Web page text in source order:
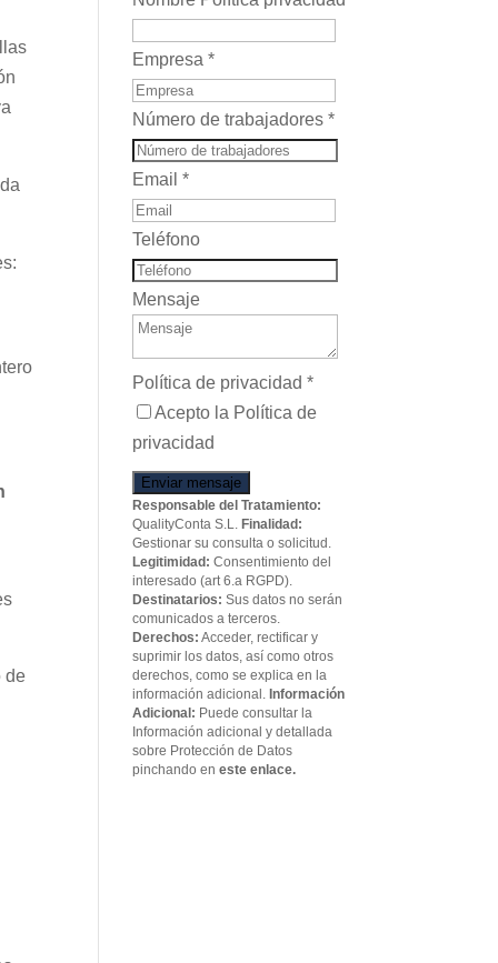
de
Empresa*
Número de trabajadores*
Email*
Teléfono
Mensaje
Política de privacidad*
Acepto la Política de
privacidad
Enviar mensaje
Responsable del Tratamiento:
QualityConta S.L.Finalidad:
Gestionar su consulta o solicitud.
Legitimidad: Consentimiento del
interesado (art 6.a RGPD).
Destinatarios: Sus datos no serán
comunicados a terceros.
Derechos: Acceder, rectificar y
suprimir los datos, así como otros
derechos, como se explica en la
información adicional.Información
Adicional: Puede consultar la
Información adicional y detallada
sobre Protección de Datos
pinchando eneste enlace.